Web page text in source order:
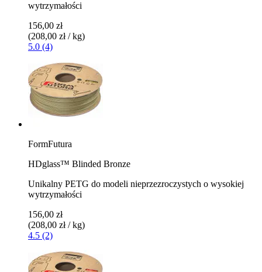
wytrzymałości
156,00 zł
(208,00 zł / kg)
5.0 (4)
FormFutura
HDglass™ Blinded Bronze
Unikalny PETG do modeli nieprzezroczystych o wysokiej
wytrzymałości
156,00 zł
(208,00 zł / kg)
4.5 (2)